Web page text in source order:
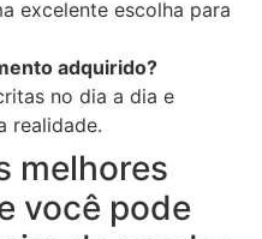
excelente escolha para
adquirido?
no dia a dia e
realidade.
melhores
você pode